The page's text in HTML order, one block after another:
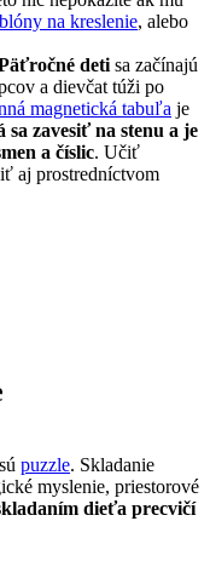
na kreslenie, alebo
deti sa začínajú
a dievčat túži po
magnetická tabuľa je
sa zavesiť na stenu a je
a číslic. Učiť
aj prostredníctvom
puzzle. Skladanie
myslenie, priestorové
dieťa precvičí